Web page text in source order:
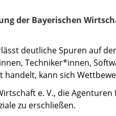
der Bayerischen
deutliche Spuren auf
Techniker*innen,
handelt, kann sich
e. V., die
zu erschließen.